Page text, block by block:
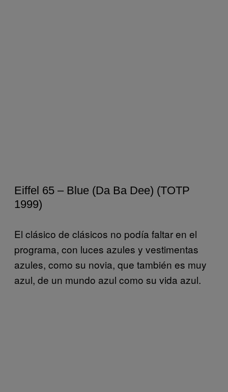
Eiffel 65 – Blue (Da Ba Dee) (TOTP
1999)
El clásico de clásicos no podía faltar en el
programa, con luces azules y vestimentas
azules, como su novia, que también es muy
azul, de un mundo azul como su vida azul.